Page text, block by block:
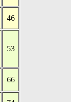
46
53
66